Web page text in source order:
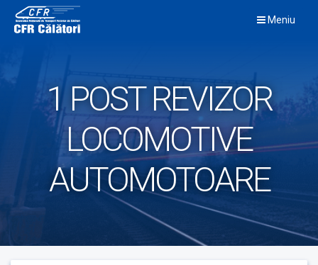
content
Meniu
1 POST REVIZOR
LOCOMOTIVE
AUTOMOTOARE